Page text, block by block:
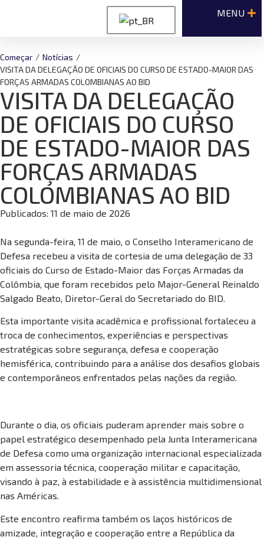
Começar / Notícias /
VISITA DA DELEGAÇÃO DE OFICIAIS DO CURSO DE ESTADO-MAIOR DAS
FORÇAS ARMADAS COLOMBIANAS AO BID
VISITA DA DELEGAÇÃO
DE OFICIAIS DO CURSO
DE ESTADO-MAIOR DAS
FORÇAS ARMADAS
COLOMBIANAS AO BID
Publicados: 11 de maio de 2026
Na segunda-feira, 11 de maio, o Conselho Interamericano de
Defesa recebeu a visita de cortesia de uma delegação de 33
oficiais do Curso de Estado-Maior das Forças Armadas da
Colômbia, que foram recebidos pelo Major-General Reinaldo
Salgado Beato, Diretor-Geral do Secretariado do BID.
Esta importante visita acadêmica e profissional fortaleceu a
troca de conhecimentos, experiências e perspectivas
estratégicas sobre segurança, defesa e cooperação
hemisférica, contribuindo para a análise dos desafios globais
e contemporâneos enfrentados pelas nações da região.
Durante o dia, os oficiais puderam aprender mais sobre o
papel estratégico desempenhado pela Junta Interamericana
de Defesa como uma organização internacional especializada
em assessoria técnica, cooperação militar e capacitação,
visando à paz, à estabilidade e à assistência multidimensional
nas Américas.
Este encontro reafirma também os laços históricos de
amizade, integração e cooperação entre a República da